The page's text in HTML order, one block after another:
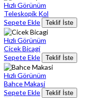
Hızlı Görünüm
Teleskopik Kol
Sepete Ekle
Teklif İste
Hızlı Görünüm
Cicek Bicagi
Sepete Ekle
Teklif İste
Hızlı Görünüm
Bahce Makasi
Sepete Ekle
Teklif İste